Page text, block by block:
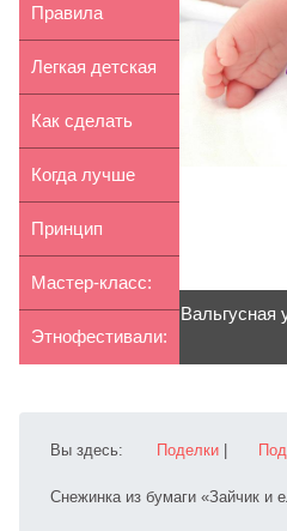
установка стоп
у детей
Правила
купания
новорожденных
д...
Легкая детская
коляска:
критери...
Как сделать
ковер своими
руками...
Когда лучше
отдавать
ребенка в ...
Принцип
работы
утилизатора
Мастер-класс:
пиньята-
Этнофестивали:
вариант...
Вальгусная
Вы здесь: Поделки
Снежинка из бумаги «Зайчик и